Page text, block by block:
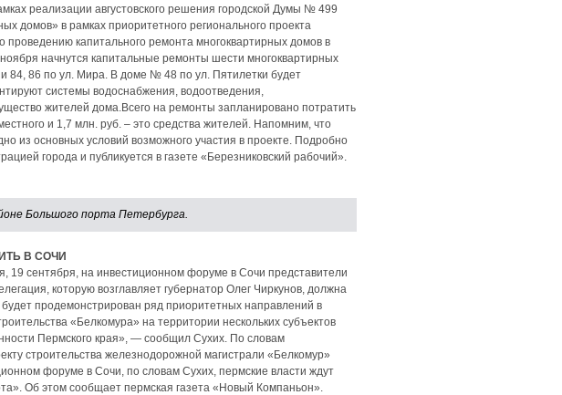
реализации августовского решения городской Думы № 499
домов» в рамках приоритетного регионального проекта
капитального ремонта многоквартирных домов в
начнутся капитальные ремонты шести многоквартирных
84, 86 по ул. Мира. В доме № 48 по ул. Пятилетки будет
системы водоснабжения, водоотведения,
жителей дома.Всего на ремонты запланировано потратить
и 1,7 млн. руб. – это средства жителей. Напомним, что
из основных условий возможного участия в проекте. Подробно
города и публикуется в газете «Березниковский рабочий».
Большого порта Петербурга.
В СОЧИ
19 сентября, на инвестиционном форуме в Сочи представители
которую возглавляет губернатор Олег Чиркунов, должна
продемонстрирован ряд приоритетных направлений в
«Белкомура» на территории нескольких субъектов
Пермского края», — сообщил Сухих. По словам
строительства железнодорожной магистрали «Белкомур»
форуме в Сочи, по словам Сухих, пермские власти ждут
Об этом сообщает пермская газета «Новый Компаньон».